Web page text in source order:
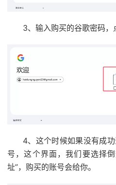
3、输入购买的谷歌密码，
4、这个时候如果没有成
号，这个界面，我们要选择
址”，购买的账号会给你。